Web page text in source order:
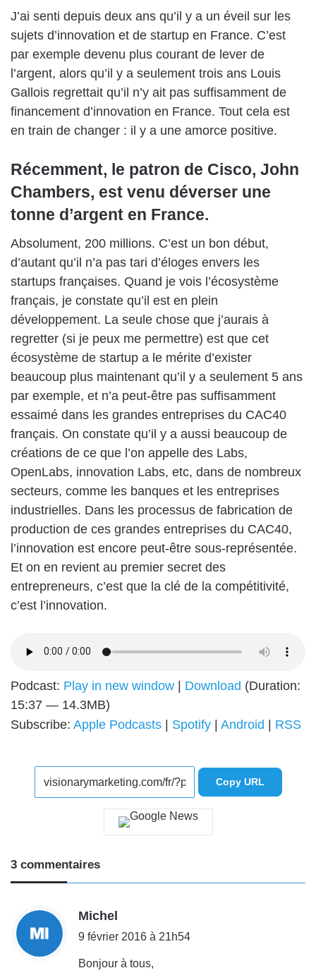
J’ai senti depuis deux ans qu’il y a un éveil sur les
sujets d’innovation et de startup en France. C’est
par exemple devenu plus courant de lever de
l’argent, alors qu’il y a seulement trois ans Louis
Gallois regrettait qu’il n’y ait pas suffisamment de
financement d’innovation en France. Tout cela est
en train de changer : il y a une amorce positive.
Récemment, le patron de Cisco, John
Chambers, est venu déverser une
tonne d’argent en France.
Absolument, 200 millions. C’est un bon début,
d’autant qu’il n’a pas tari d’éloges envers les
startups françaises. Quand je vois l’écosystème
français, je constate qu’il est en plein
développement. La seule chose que j’aurais à
regretter (si je peux me permettre) est que cet
écosystème de startup a le mérite d’exister
beaucoup plus maintenant qu’il y a seulement 5 ans
par exemple, et n’a peut-être pas suffisamment
essaimé dans les grandes entreprises du CAC40
français. On constate qu’il y a aussi beaucoup de
créations de ce que l’on appelle des Labs,
OpenLabs, innovation Labs, etc, dans de nombreux
secteurs, comme les banques et les entreprises
industrielles. Dans les processus de fabrication de
production de ces grandes entreprises du CAC40,
l’innovation est encore peut-être sous-représentée.
Et on en revient au premier secret des
entrepreneurs, c’est que la clé de la compétitivité,
c’est l’innovation.
Podcast: Play in new window | Download (Duration:
15:37 — 14.3MB)
Subscribe: Apple Podcasts | Spotify | Android | RSS
Copy URL
3 commentaires
Michel
i
9 février 2016 à 21h54
Bonjour à tous,